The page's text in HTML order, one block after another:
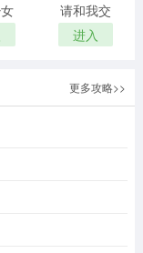
请和我交
往吧孙笑
川前辈
版
进入
更多攻略>>